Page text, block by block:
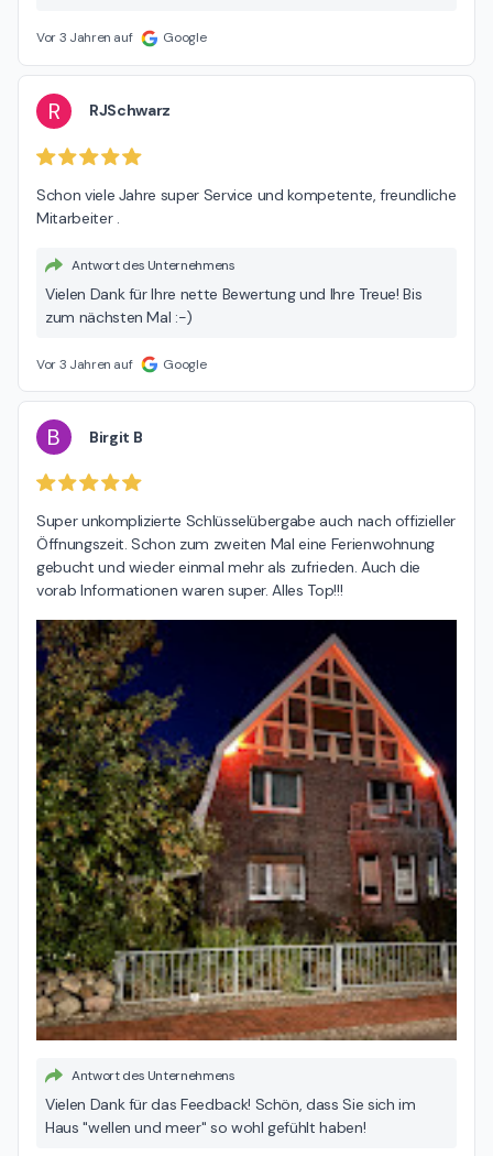
Vor 3 Jahren auf Google
R RJSchwarz
Schon viele Jahre super Service und kompetente, freundliche
Mitarbeiter .
Antwort des Unternehmens
Vielen Dank für Ihre nette Bewertung und Ihre Treue! Bis
zum nächsten Mal :-)
Vor 3 Jahren auf Google
B Birgit B
Super unkomplizierte Schlüsselübergabe auch nach offizieller
Öffnungszeit. Schon zum zweiten Mal eine Ferienwohnung
gebucht und wieder einmal mehr als zufrieden. Auch die
vorab Informationen waren super. Alles Top!!!
Antwort des Unternehmens
Vielen Dank für das Feedback! Schön, dass Sie sich im
Haus "wellen und meer" so wohl gefühlt haben!